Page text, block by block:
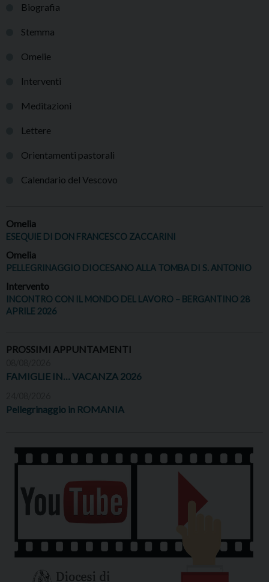
Biografia
Stemma
Omelie
Interventi
Meditazioni
Lettere
Orientamenti pastorali
Calendario del Vescovo
Omelia
ESEQUIE DI DON FRANCESCO ZACCARINI
Omelia
PELLEGRINAGGIO DIOCESANO ALLA TOMBA DI S. ANTONIO
Intervento
INCONTRO CON IL MONDO DEL LAVORO – BERGANTINO 28
APRILE 2026
PROSSIMI APPUNTAMENTI
FAMIGLIE IN… VACANZA 2026
Pellegrinaggio in ROMANIA